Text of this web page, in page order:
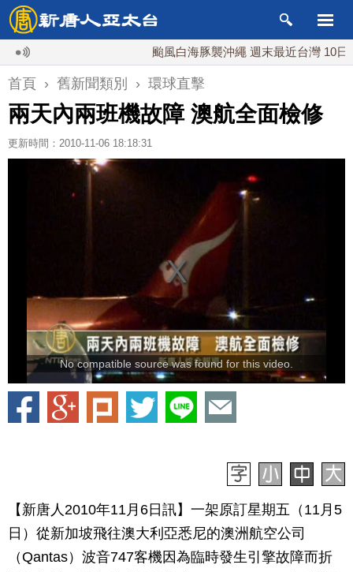
颱風白海豚襲沖繩 週末最近台灣 10日登陸
首頁 › 舊新聞類別 › 環球直擊
兩天內兩班機故障 澳航全面檢修
更新時間：2010-11-06 18:18:31
No compatible source was found for this video.
【新唐人2010年11月6日訊】一架原訂星期五（11月5
日）從新加坡飛往澳大利亞悉尼的澳洲航空公司
（Qantas）波音747客機因為臨時發生引擎故障而折